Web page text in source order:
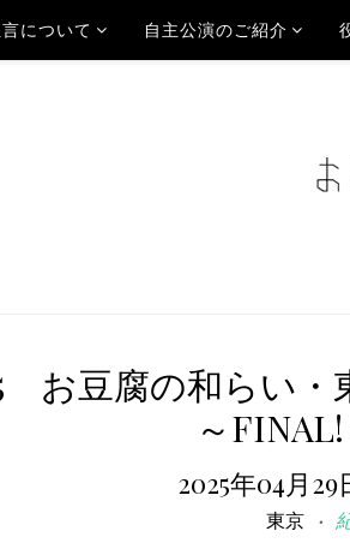
について 自主公演のご紹介
お豆腐の和らい・
～FINAL!
2025年04月
東京